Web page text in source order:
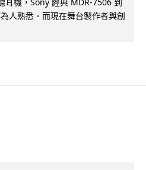
人熟悉。而現在舞台製作者與創